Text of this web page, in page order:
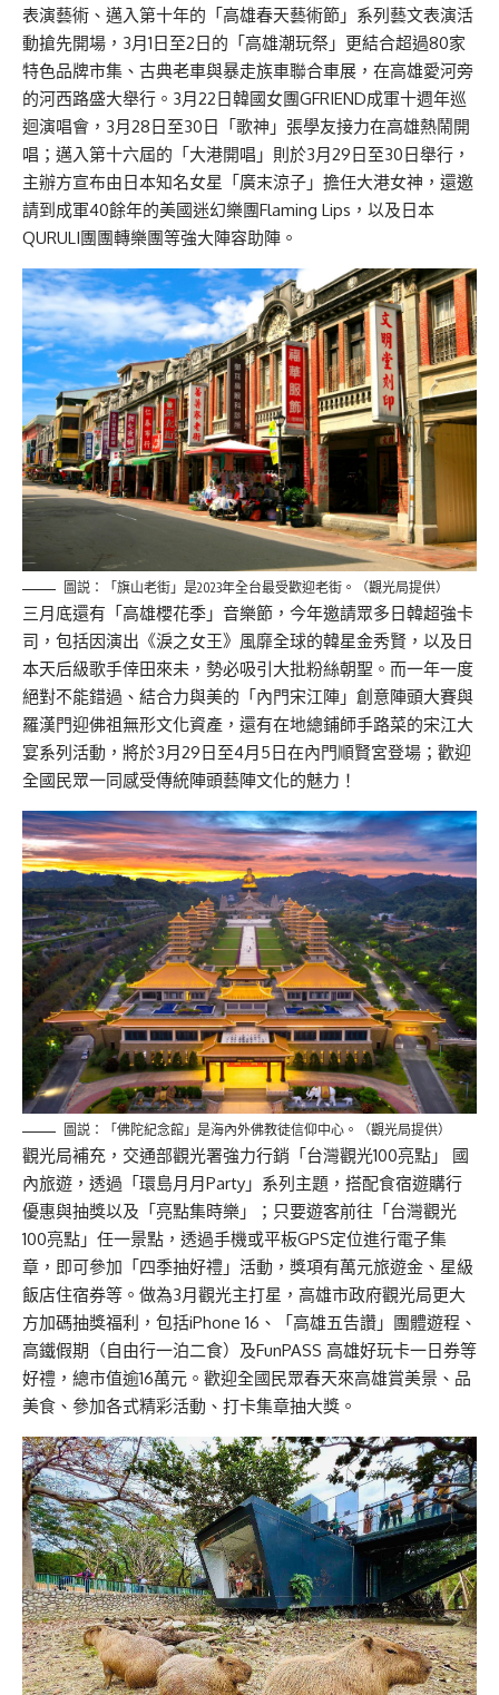
表演藝術、邁入第十年的「高雄春天藝術節」系列藝文表演活
動搶先開場，3月1日至2日的「高雄潮玩祭」更結合超過80家
特色品牌市集、古典老車與暴走族車聯合車展，在高雄愛河旁
的河西路盛大舉行。3月22日韓國女團GFRIEND成軍十週年巡
迴演唱會，3月28日至30日「歌神」張學友接力在高雄熱鬧開
唱；邁入第十六屆的「大港開唱」則於3月29日至30日舉行，
主辦方宣布由日本知名女星「廣末涼子」擔任大港女神，還邀
請到成軍40餘年的美國迷幻樂團Flaming Lips，以及日本
QURULI團團轉樂團等強大陣容助陣。
圖説：「旗山老街」是2023年全台最受歡迎老街。（觀光局提供）
三月底還有「高雄櫻花季」音樂節，今年邀請眾多日韓超強卡
司，包括因演出《淚之女王》風靡全球的韓星金秀賢，以及日
本天后級歌手倖田來未，勢必吸引大批粉絲朝聖。而一年一度
絕對不能錯過、結合力與美的「內門宋江陣」創意陣頭大賽與
羅漢門迎佛祖無形文化資產，還有在地總鋪師手路菜的宋江大
宴系列活動，將於3月29日至4月5日在內門順賢宮登場；歡迎
全國民眾一同感受傳統陣頭藝陣文化的魅力！
圖説：「佛陀紀念館」是海內外佛教徒信仰中心。（觀光局提供）
觀光局補充，交通部觀光署強力行銷「台灣觀光100亮點」 國
內旅遊，透過「環島月月Party」系列主題，搭配食宿遊購行
優惠與抽獎以及「亮點集時樂」；只要遊客前往「台灣觀光
100亮點」任一景點，透過手機或平板GPS定位進行電子集
章，即可參加「四季抽好禮」活動，獎項有萬元旅遊金、星級
飯店住宿券等。做為3月觀光主打星，高雄市政府觀光局更大
方加碼抽獎福利，包括iPhone 16、「高雄五告讚」團體遊程、
高鐵假期（自由行一泊二食）及FunPASS 高雄好玩卡一日券等
好禮，總市值逾16萬元。歡迎全國民眾春天來高雄賞美景、品
美食、參加各式精彩活動、打卡集章抽大獎。